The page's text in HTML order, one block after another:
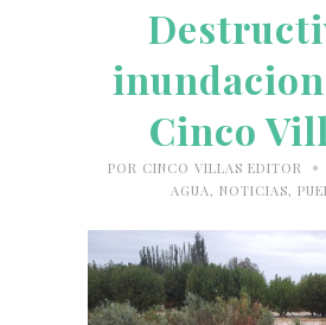
Cinco
POR CINCO VILLAS EDITOR •
AGUA , NOTICIAS,